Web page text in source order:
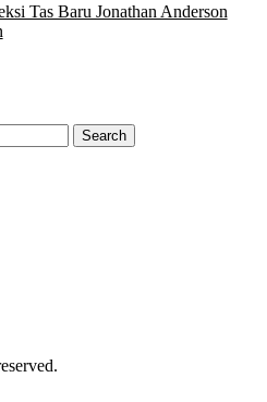
Tas Baru Jonathan Anderson
Search